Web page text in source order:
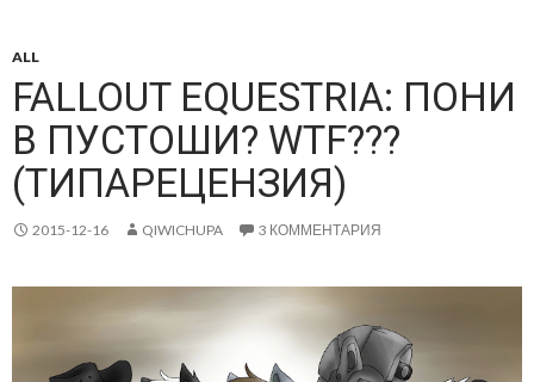
ALL
FALLOUT EQUESTRIA: ПОНИ
В ПУСТОШИ? WTF???
(ТИПАРЕЦЕНЗИЯ)
2015-12-16 QIWICHUPA 3 КОММЕНТАРИЯ